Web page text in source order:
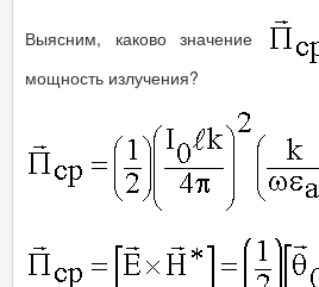
Выясним, каково значение
мощность излучения?